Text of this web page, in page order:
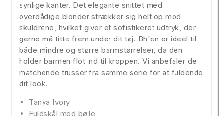
synlige kanter. Det elegante snittet med
overdådige blonder strækker sig helt op mod
skuldrene, hvilket giver et sofistikeret udtryk, der
gerne må titte frem under dit tøj. Bh'en er ideel til
både mindre og større barmstørrelser, da den
holder barmen flot ind til kroppen. Vi anbefaler de
matchende trusser fra samme serie for at fuldende
dit look.
Tanya Ivory
Fuldskål med bøjle